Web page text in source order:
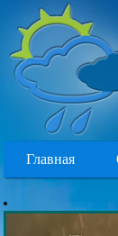
Главная